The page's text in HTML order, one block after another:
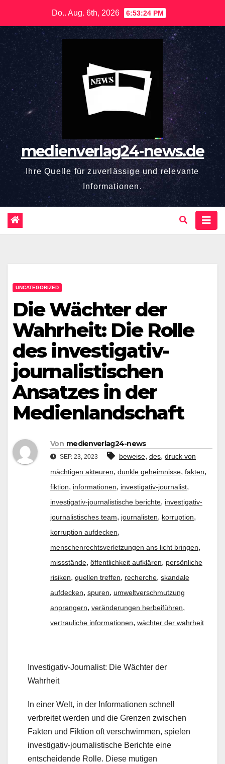
springen
Do.. Aug. 6th, 2026 6:53:25 PM
medienverlag24-news.de
Ihre Quelle für zuverlässige und relevante
Informationen.
UNCATEGORIZED
Die Wächter der
Wahrheit: Die Rolle
des investigativ-
journalistischen
Ansatzes in der
Medienlandschaft
Von medienverlag24-news
SEP. 23, 2023 beweise, des, druck von
mächtigen akteuren, dunkle geheimnisse, fakten,
fiktion, informationen, investigativ-journalist,
investigativ-journalistische berichte, investigativ-
journalistisches team, journalisten, korruption,
korruption aufdecken,
menschenrechtsverletzungen ans licht bringen,
missstände, öffentlichkeit aufklären, persönliche
risiken, quellen treffen, recherche, skandale
aufdecken, spuren, umweltverschmutzung
anprangern, veränderungen herbeiführen,
vertrauliche informationen, wächter der wahrheit
Investigativ-Journalist: Die Wächter der
Wahrheit
In einer Welt, in der Informationen schnell
verbreitet werden und die Grenzen zwischen
Fakten und Fiktion oft verschwimmen, spielen
investigativ-journalistische Berichte eine
entscheidende Rolle. Diese mutigen